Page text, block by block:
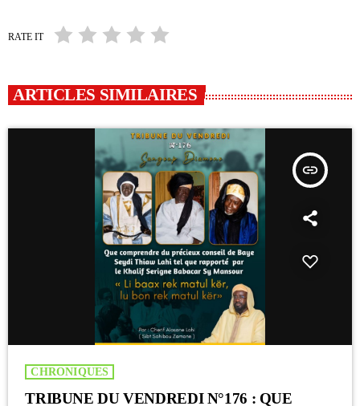
RATE IT
ARTICLES SIMILAIRES
insert_link
CHRONIQUES
TRIBUNE DU VENDREDI N°176 : QUE